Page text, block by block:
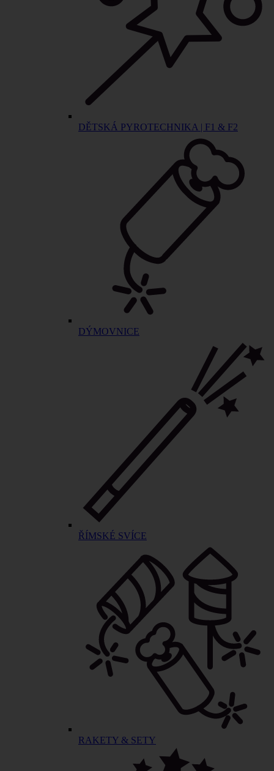
DĚTSKÁ PYROTECHNIKA | F1 & F2
DÝMOVNICE
ŘÍMSKÉ SVÍCE
RAKETY & SETY